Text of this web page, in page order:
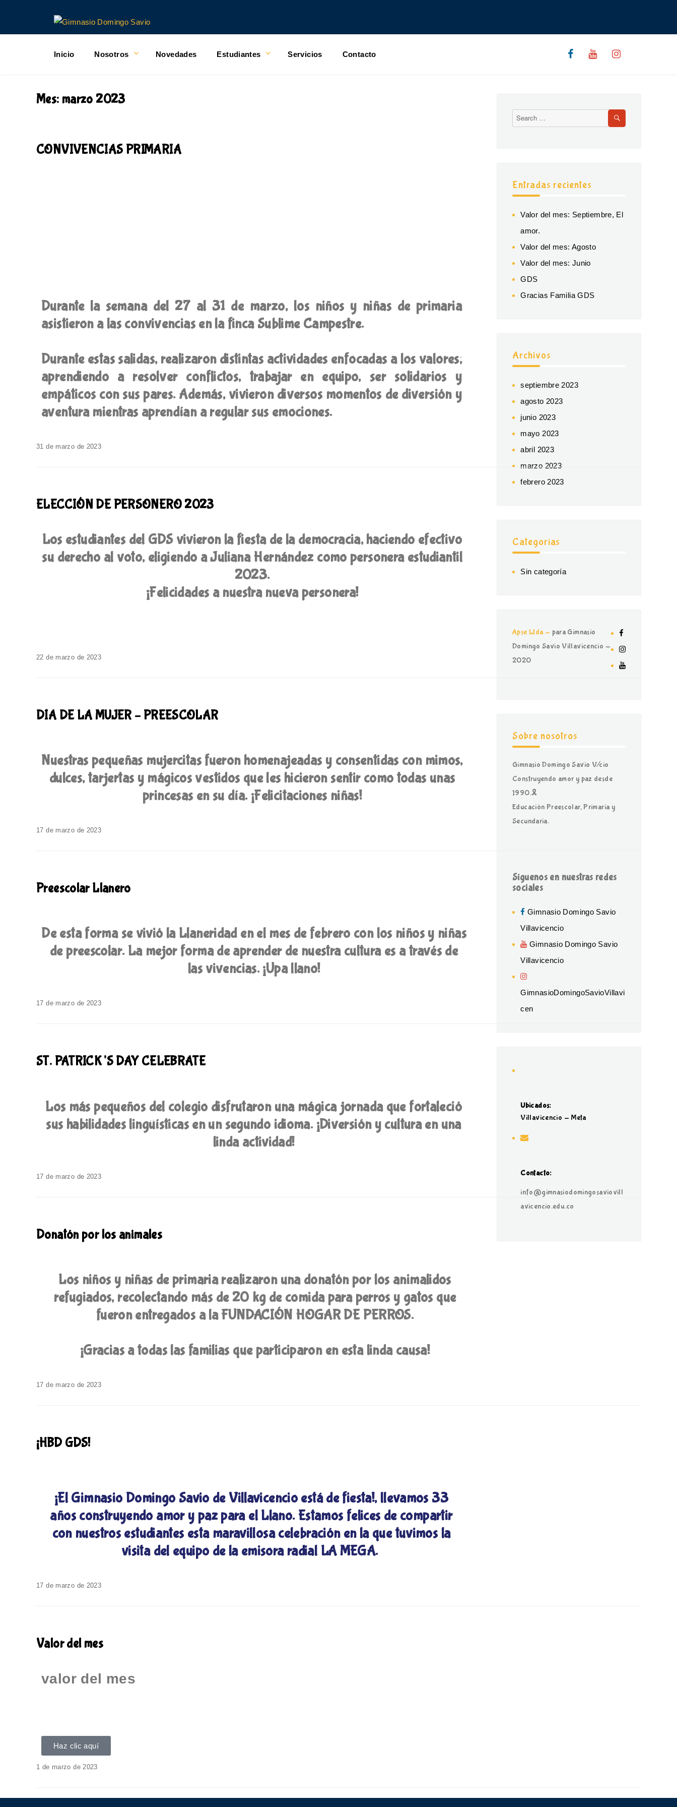
Inicio Nosotros Novedades Estudiantes Servicios Contacto
Mes: marzo 2023
CONVIVENCIAS PRIMARIA
Durante la semana del 27 al 31 de marzo, los niños y niñas de primaria
asistieron a las convivencias en la finca Sublime Campestre.
Durante estas salidas, realizaron distintas actividades enfocadas a los valores;
aprendiendo a resolver conflictos, trabajar en equipo, ser solidarios y
empáticos con sus pares. Además, vivieron diversos momentos de diversión y
aventura mientras aprendían a regular sus emociones.
31 de marzo de 2023
ELECCIÓN DE PERSONERO 2023
Los estudiantes del GDS vivieron la fiesta de la democracia, haciendo efectivo
su derecho al voto, eligiendo a Juliana Hernández como personera estudiantil
2023.
¡Felicidades a nuestra nueva personera!
22 de marzo de 2023
DÍA DE LA MUJER – PREESCOLAR
Nuestras pequeñas mujercitas fueron homenajeadas y consentidas con mimos,
dulces, tarjertas y mágicos vestidos que les hicieron sentir como todas unas
princesas en su día. ¡Felicitaciones niñas!
17 de marzo de 2023
Preescolar Llanero
De esta forma se vivió la Llaneridad en el mes de febrero con los niños y niñas
de preescolar. La mejor forma de aprender de nuestra cultura es a través de
las vivencias. ¡Upa llano!
17 de marzo de 2023
ST. PATRICK’S DAY CELEBRATE
Los más pequeños del colegio disfrutaron una mágica jornada que fortaleció
sus habilidades lingüísticas en un segundo idioma. ¡Diversión y cultura en una
linda actividad!
17 de marzo de 2023
Donatón por los animales
Los niños y niñas de primaria realizaron una donatón por los animalidos
refugiados, recolectando más de 20 kg de comida para perros y gatos que
fueron entregados a la FUNDACIÓN HOGAR DE PERROS.
¡Gracias a todas las familias que participaron en esta linda causa!
17 de marzo de 2023
¡HBD GDS!
¡El Gimnasio Domingo Savio de Villavicencio está de fiesta!, llevamos 33
años construyendo amor y paz para el Llano. Estamos felices de compartir
con nuestros estudiantes esta maravillosa celebración en la que tuvimos la
visita del equipo de la emisora radial LA MEGA.
17 de marzo de 2023
Valor del mes
valor del mes
Haz clic aquí
1 de marzo de 2023
Entradas recientes
Valor del mes: Septiembre, El
amor.
Valor del mes: Agosto
Valor del mes: Junio
GDS
Gracias Familia GDS
Archivos
septiembre 2023
agosto 2023
junio 2023
mayo 2023
abril 2023
marzo 2023
febrero 2023
Categorías
Sin categoría
Apse Ltda - para Gimnasio
Domingo Savio Villavicencio -
2020
Sobre nosotros
Gimnasio Domingo Savio V/cio
Construyendo amor y paz desde
1990.🎗
Educación Preescolar, Primaria y
Secundaria.
Síguenos en nuestras redes
sociales
Gimnasio Domingo Savio
Villavicencio
Gimnasio Domingo Savio
Villavicencio
GimnasioDomingoSavioVillavi
cen
Ubicados:
Villavicencio - Meta
Contacto:
info@gimnasiodomingosaviovill
avicencio.edu.co